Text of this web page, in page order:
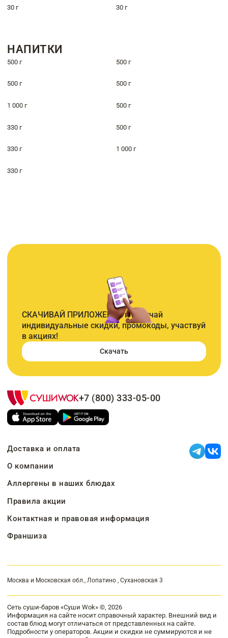
30 г 30 г
НАПИТКИ
500 г 500 г
500 г 500 г
1 000 г 500 г
330 г 500 г
330 г 1 000 г
330 г
СКАЧИВАЙ ПРИЛОЖЕНИЕ и получай
индивидуальные скидки, промокоды, участвуй
в акциях!
Скачать
+7 (800) 333-05-00
Доставка и оплата
О компании
Аллергены в наших блюдах
Правила акции
Контактная и правовая информация
Франшиза
Москва и Московская обл., Лопатино , Сухановская 3
Сеть суши-баров «Суши Wok» ©, 2026
Информация на сайте носит справочный характер. Внешний вид и
состав блюд могут отличаться от представленных на сайте.
Подробности у операторов. Акции и скидки не суммируются и не